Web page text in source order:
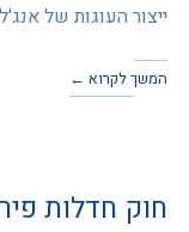
ייצור העוגות של אנג'ל תמורת
המשך לקרוא ←
חוק חדלות